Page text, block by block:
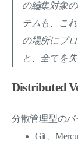
の編集対象
テムも、こ
の場所にプ
と、全てを
Distributed
分散管理型のバ
Git、